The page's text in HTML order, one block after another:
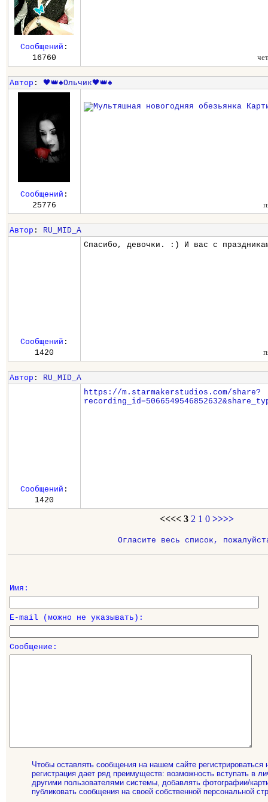
Сообщений :
16760
Автор : 🖤👑♠️Ольчик🖤👑♠️
Сообщений :
25776
Автор : RU_MID_A
Спасибо, девочки. :) И вас с
Сообщений :
1420
Автор : RU_MID_A
https://m.starmakerstudios.com/share?
Сообщений :
1420
<<<< 3 2 1 0 >>>>
Огласите весь список,
Имя:
E-mail (можно не указывать):
Сообщение:
Чтобы оставлять сообщения на нашем сайте регистрироваться
регистрация дает ряд преимуществ: возможность вступать в
другими пользователями системы, добавлять фотографии/
публиковать сообщения на своей собственной персональной